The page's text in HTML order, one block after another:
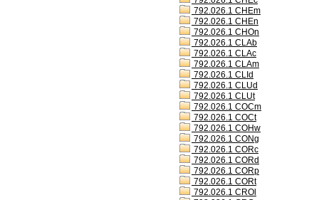
792.026.1 CHEm
792.026.1 CHEn
792.026.1 CHOn
792.026.1 CLAb
792.026.1 CLAc
792.026.1 CLAm
792.026.1 CLId
792.026.1 CLUd
792.026.1 CLUt
792.026.1 COCm
792.026.1 COCt
792.026.1 COHw
792.026.1 CONg
792.026.1 CORc
792.026.1 CORd
792.026.1 CORp
792.026.1 CORt
792.026.1 CROl